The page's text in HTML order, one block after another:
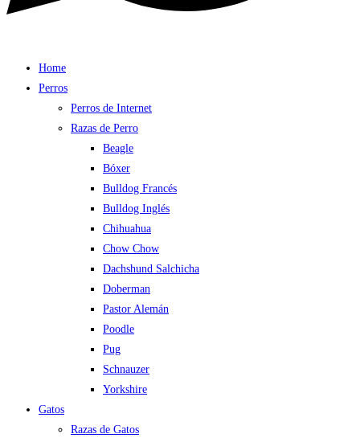
Home
Perros
Perros de Internet
Razas de Perro
Beagle
Bóxer
Bulldog Francés
Bulldog Inglés
Chihuahua
Chow Chow
Dachshund Salchicha
Doberman
Pastor Alemán
Poodle
Pug
Schnauzer
Yorkshire
Gatos
Razas de Gatos